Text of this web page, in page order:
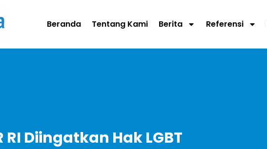
Beranda Tentang Kami Berita Referensi
Diingatkan Hak LGBT